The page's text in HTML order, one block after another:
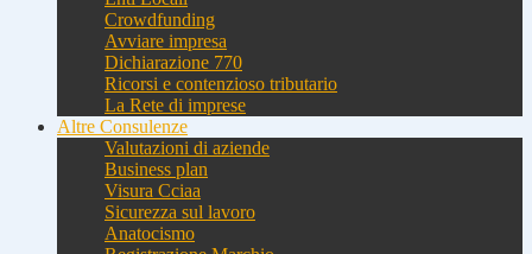
Crowdfunding
Avviare impresa
Dichiarazione 770
Ricorsi e contenzioso tributario
La Rete di imprese
Altre Consulenze
Valutazioni di aziende
Business plan
Visura Cciaa
Sicurezza sul lavoro
Anatocismo